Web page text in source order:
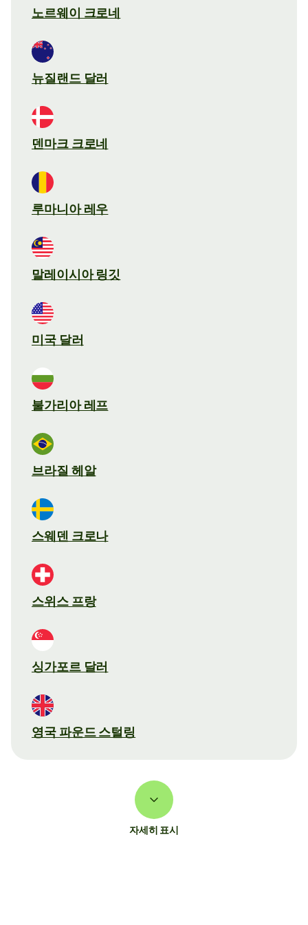
노르웨이 크로네
뉴질랜드 달러
덴마크 크로네
루마니아 레우
말레이시아 링깃
미국 달러
불가리아 레프
브라질 헤알
스웨덴 크로나
스위스 프랑
싱가포르 달러
영국 파운드 스털링
자세히 표시